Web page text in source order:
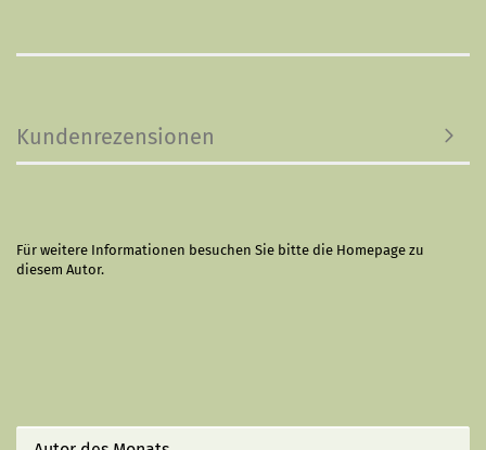
Kundenrezensionen
Für weitere Informationen besuchen Sie bitte die Homepage zu
diesem Autor.